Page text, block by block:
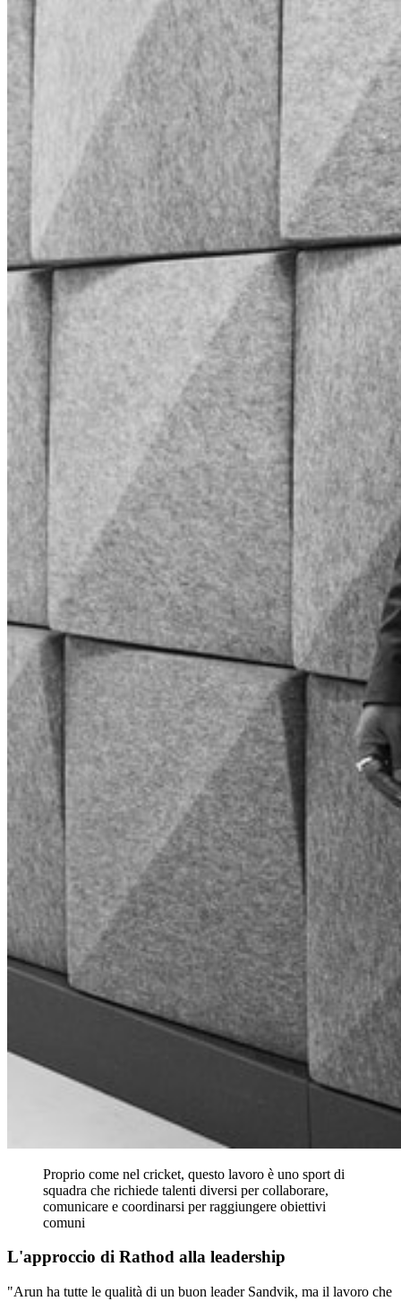
Proprio come nel cricket, questo lavoro è uno sport di
squadra che richiede talenti diversi per collaborare,
comunicare e coordinarsi per raggiungere obiettivi
comuni
L'approccio di Rathod alla leadership
"Arun ha tutte le qualità di un buon leader Sandvik, ma il lavoro che